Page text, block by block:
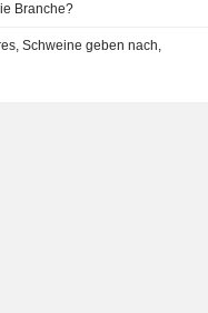
Branche?
Schweine geben nach,